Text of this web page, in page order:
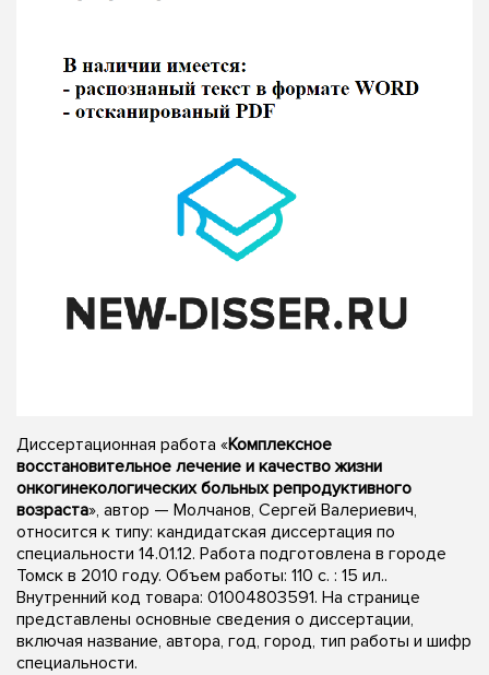
Диссертационная работа «Комплексное
восстановительное лечение и качество жизни
онкогинекологических больных репродуктивного
возраста», автор — Молчанов, Сергей Валериевич,
относится к типу: кандидатская диссертация по
специальности 14.01.12. Работа подготовлена в городе
Томск в 2010 году. Объем работы: 110 с. : 15 ил..
Внутренний код товара: 01004803591. На странице
представлены основные сведения о диссертации,
включая название, автора, год, город, тип работы и шифр
специальности.